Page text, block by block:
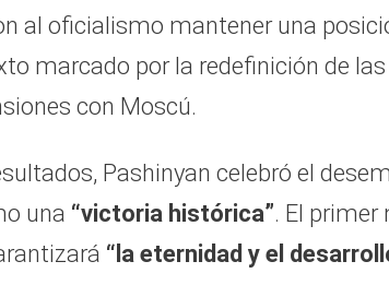
al oficialismo mantener una
marcado por la redefinición de
con Moscú.
Pashinyan celebró el
una “victoria histórica”. El
“la eternidad y el